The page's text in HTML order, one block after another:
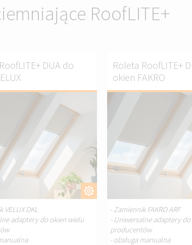
RoofLITE+
DOSTOSUJ.
DUA do
VELUX DKL
adaptery do okien wielu
Roleta RoofLITE+
okien FAKRO
- Zamiennik FAKRO ARF
- Uniwersalne adaptery
producentów
- obsługa manualna